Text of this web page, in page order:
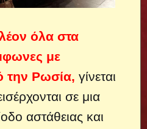
όλα στα
με
την Ρωσία, γίνεται
σε μια
αστάθειας και